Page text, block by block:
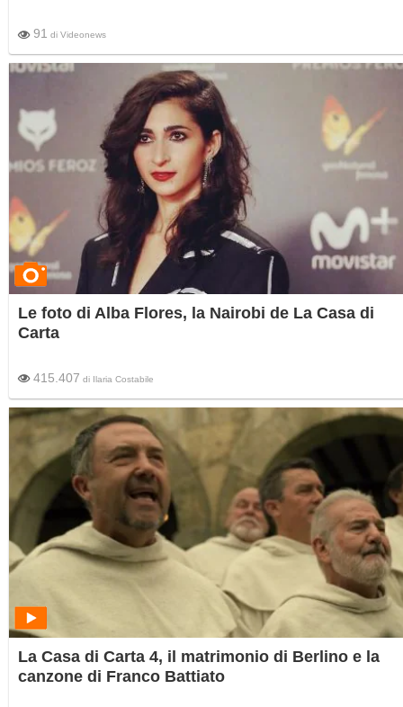
91 di Videonews
Le foto di Alba Flores, la Nairobi de La Casa di
Carta
415.407 di Ilaria Costabile
La Casa di Carta 4, il matrimonio di Berlino e la
canzone di Franco Battiato